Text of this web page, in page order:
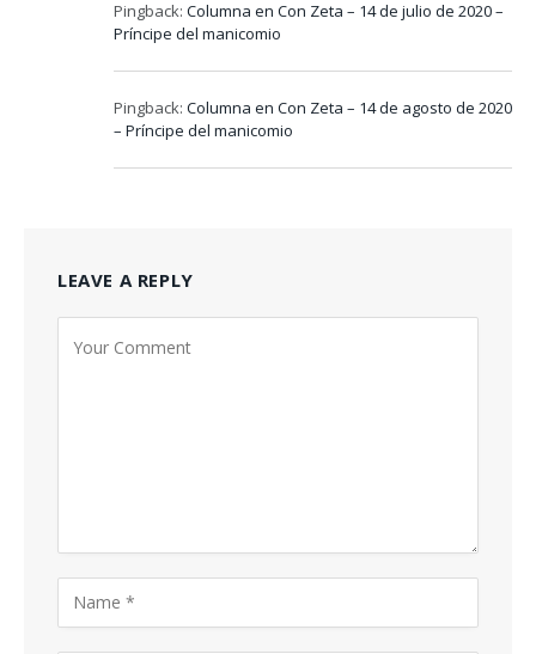
Pingback: Columna en Con Zeta – 14 de julio de 2020 –
Príncipe del manicomio
Pingback: Columna en Con Zeta – 14 de agosto de 2020
– Príncipe del manicomio
LEAVE A REPLY